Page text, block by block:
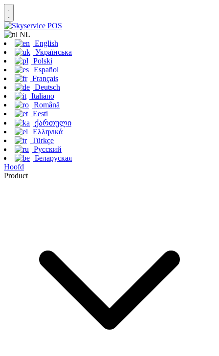
NL
English
Українська
Polski
Español
Français
Deutsch
Italiano
Română
Eesti
ქართული
Ελληνικά
Türkçe
Русский
Беларуская
Hoofd
Product